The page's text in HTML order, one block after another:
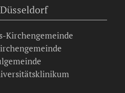
Kirchengemeinde